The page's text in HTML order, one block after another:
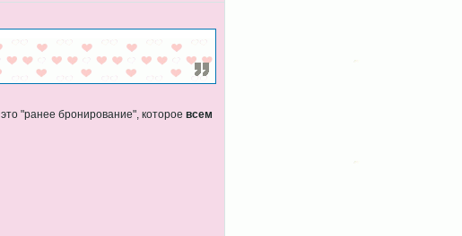
"ранее бронирование", которое всем